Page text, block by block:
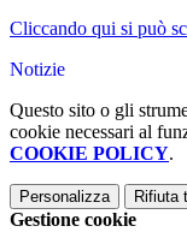
Cliccando qui si può
Notizie
Questo sito o gli
cookie necessari al
COOKIE POLICY.
Personalizza Rifiuta
Gestione cookie